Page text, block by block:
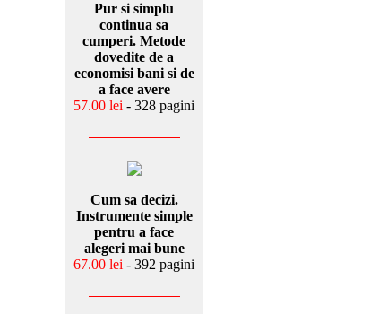
Pur si simplu
continua sa
cumperi. Metode
dovedite de a
economisi bani si de
a face avere
57.00 lei - 328 pagini
Cum sa decizi.
Instrumente simple
pentru a face
alegeri mai bune
67.00 lei - 392 pagini